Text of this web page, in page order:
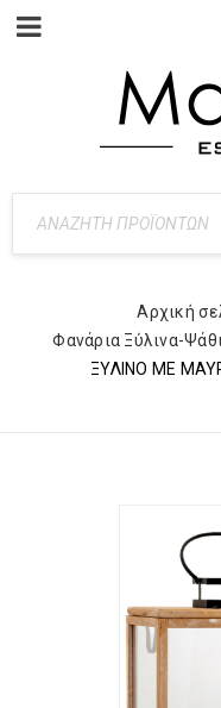
Αρχική
Φανάρια Ξύλινα-
ΞΥΛΙΝΟ ΜΕ